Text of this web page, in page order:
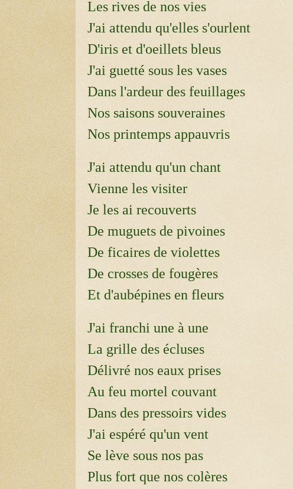
Les rives de nos vies
J'ai attendu qu'elles s'ourlent
D'iris et d'oeillets bleus
J'ai guetté sous les vases
Dans l'ardeur des feuillages
Nos saisons souveraines
Nos printemps appauvris
J'ai attendu qu'un chant
Vienne les visiter
Je les ai recouverts
De muguets de pivoines
De ficaires de violettes
De crosses de fougères
Et d'aubépines en fleurs
J'ai franchi une à une
La grille des écluses
Délivré nos eaux prises
Au feu mortel couvant
Dans des pressoirs vides
J'ai espéré qu'un vent
Se lève sous nos pas
Plus fort que nos colères